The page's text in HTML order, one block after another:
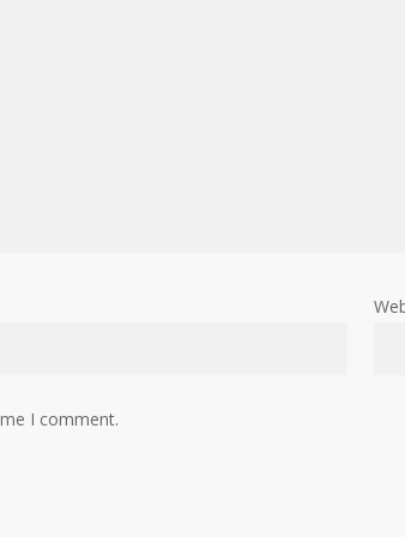
I comment.